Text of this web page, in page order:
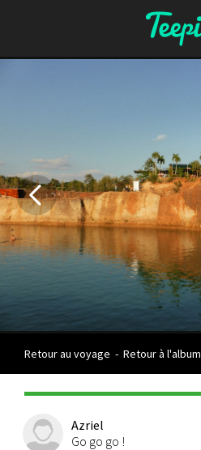
Retour au voyage - Retour à l'album
Azriel
Go go go !